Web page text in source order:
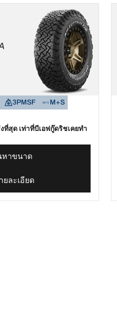
3PMSF
M+S
ที่สุด เท่าที่บีเอฟกู๊ดริชเคยทำ
หาขนาด
ยละเอียด